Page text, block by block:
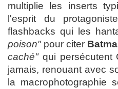
multiplie les inserts
l'esprit du
flashbacks qui les
poison"pour citer
caché"qui persécutent
jamais, renouant avec
la macrophotographie